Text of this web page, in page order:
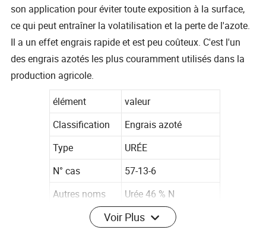
son application pour éviter toute exposition à la surface,
ce qui peut entraîner la volatilisation et la perte de l'azote.
Il a un effet engrais rapide et est peu coûteux. C'est l'un
des engrais azotés les plus couramment utilisés dans la
production agricole.
élément
valeur
Classification
Engrais azoté
Type
URÉE
N° cas
57-13-6
Autres noms
Urée 46 % N
CH4N2O
Voir Plus